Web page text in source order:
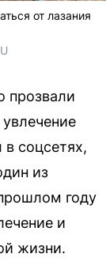
от лазания
прозвали
соцсетях,
из
году
и
жизни.